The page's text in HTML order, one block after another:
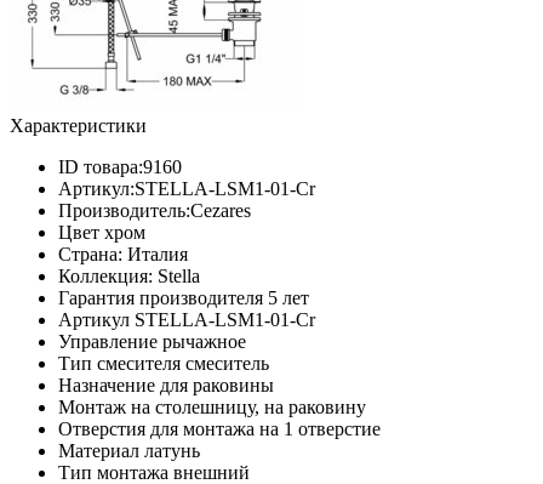
Характеристики
ID товара:9160
Артикул:STELLA-LSM1-01-Cr
Производитель:Cezares
Цвет хром
Страна: Италия
Коллекция: Stella
Гарантия производителя 5 лет
Артикул STELLA-LSM1-01-Cr
Управление рычажное
Тип смесителя смеситель
Назначение для раковины
Монтаж на столешницу, на раковину
Отверстия для монтажа на 1 отверстие
Материал латунь
Тип монтажа внешний